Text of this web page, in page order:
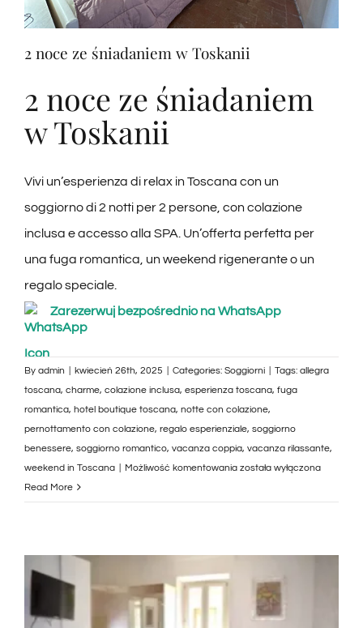
Degustacje
Blogi
Łączność
Amazon
Ebay
2 noce ze śniadaniem w Toskanii
2 noce ze śniadaniem
w Toskanii
Vivi un’esperienza di relax in Toscana con un
soggiorno di 2 notti per 2 persone, con colazione
inclusa e accesso alla SPA. Un’offerta perfetta per
una fuga romantica, un weekend rigenerante o un
regalo speciale.
Zarezerwuj bezpośrednio na WhatsApp
By admin kwiecień 26th, 2025 Categories: Soggiorni Tags: allegra
toscana, charme, colazione inclusa, esperienza toscana, fuga
romantica, hotel boutique toscana, notte con colazione,
pernottamento con colazione, regalo esperienziale, soggiorno
benessere, soggiorno romantico, vacanza coppia, vacanza rilassante,
weekend in Toscana
Możliwość komentowania 2
con
została wyłączona
Read More